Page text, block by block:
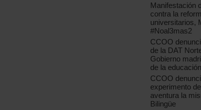
Manifestación
contra la
universitarios,
#Noal3mas2
CCOO
de la DAT
Gobierno
de la
CCOO
experimento
aventura la
Bilingüe